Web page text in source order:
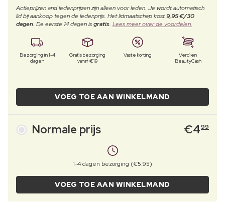
Actieprijzen and ledenprijzen zijn alleen voor leden. Je wordt automatisch
lid bij aankoop tegen de ledenprijs. Het lidmaatschap kost9,95 €/30
dagen. De eerste 14 dagen isgratis. Lees meer over de voordelen.
Bezorging in 1-4
dagen
Gratis bezorging
vanaf €19
Vaste korting
Verdien
BeautyCash
VOEG TOE AAN WINKELMAND
Normale prijs €499
1-4 dagen bezorging (€5.95)
VOEG TOE AAN WINKELMAND